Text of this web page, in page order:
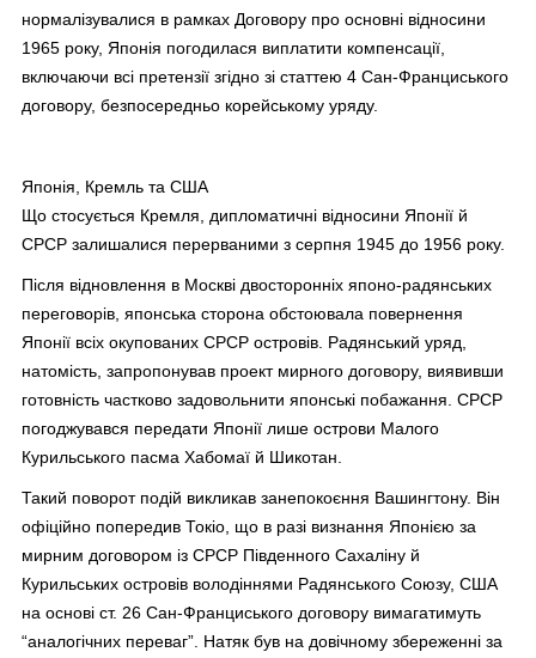
нормалізувалися в рамках Договору про основні відносини
1965 року, Японія погодилася виплатити компенсації,
включаючи всі претензії згідно зі статтею 4 Сан-Франциського
договору, безпосередньо корейському уряду.
Японія, Кремль та США
Що стосується Кремля, дипломатичні відносини Японії й
СРСР залишалися перерваними з серпня 1945 до 1956 року.
Після відновлення в Москві двосторонніх японо-радянських
переговорів, японська сторона обстоювала повернення
Японії всіх окупованих СРСР островів. Радянський уряд,
натомість, запропонував проект мирного договору, виявивши
готовність частково задовольнити японські побажання. СРСР
погоджувався передати Японії лише острови Малого
Курильського пасма Хабомаї й Шикотан.
Такий поворот подій викликав занепокоєння Вашингтону. Він
офіційно попередив Токіо, що в разі визнання Японією за
мирним договором із СРСР Південного Сахаліну й
Курильських островів володіннями Радянського Союзу, США
на основі ст. 26 Сан-Франциського договору вимагатимуть
“аналогічних переваг”. Натяк був на довічному збереженні за